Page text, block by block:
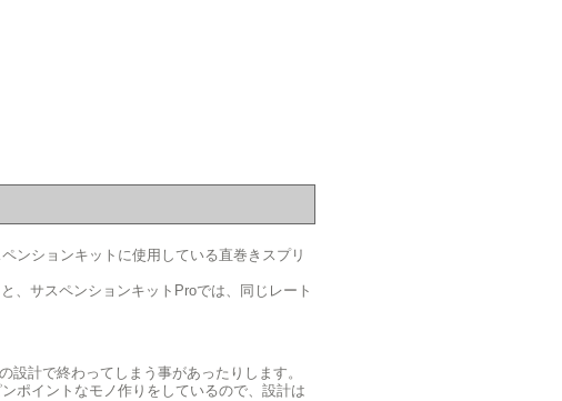
ンションキットに使用している直巻きスプリ
、サスペンションキットProでは、同じレート
計で終わってしまう事があったりします。
ポイントなモノ作りをしているので、設計は